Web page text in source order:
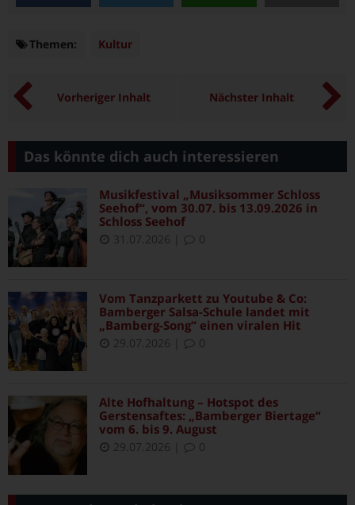
Themen: Themen
Kultur
Vorheriger Inhalt Nächster Inhalt
Das könnte dich auch interessieren
Musikfestival „Musiksommer Schloss
Seehof“, vom 30.07. bis 13.09.2026 in
Schloss Seehof
31.07.2026 0
Vom Tanzparkett zu Youtube & Co:
Bamberger Salsa-Schule landet mit
„Bamberg-Song“ einen viralen Hit
29.07.2026 0
Alte Hofhaltung – Hotspot des
Gerstensaftes: „Bamberger Biertage“
vom 6. bis 9. August
29.07.2026 0